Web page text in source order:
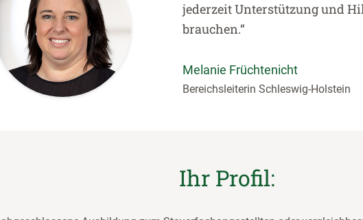
jederzeit Unterstützung und
brauchen.“
Melanie Früchtenicht
Bereichsleiterin Schleswig-Holstein
Ihr Profil: